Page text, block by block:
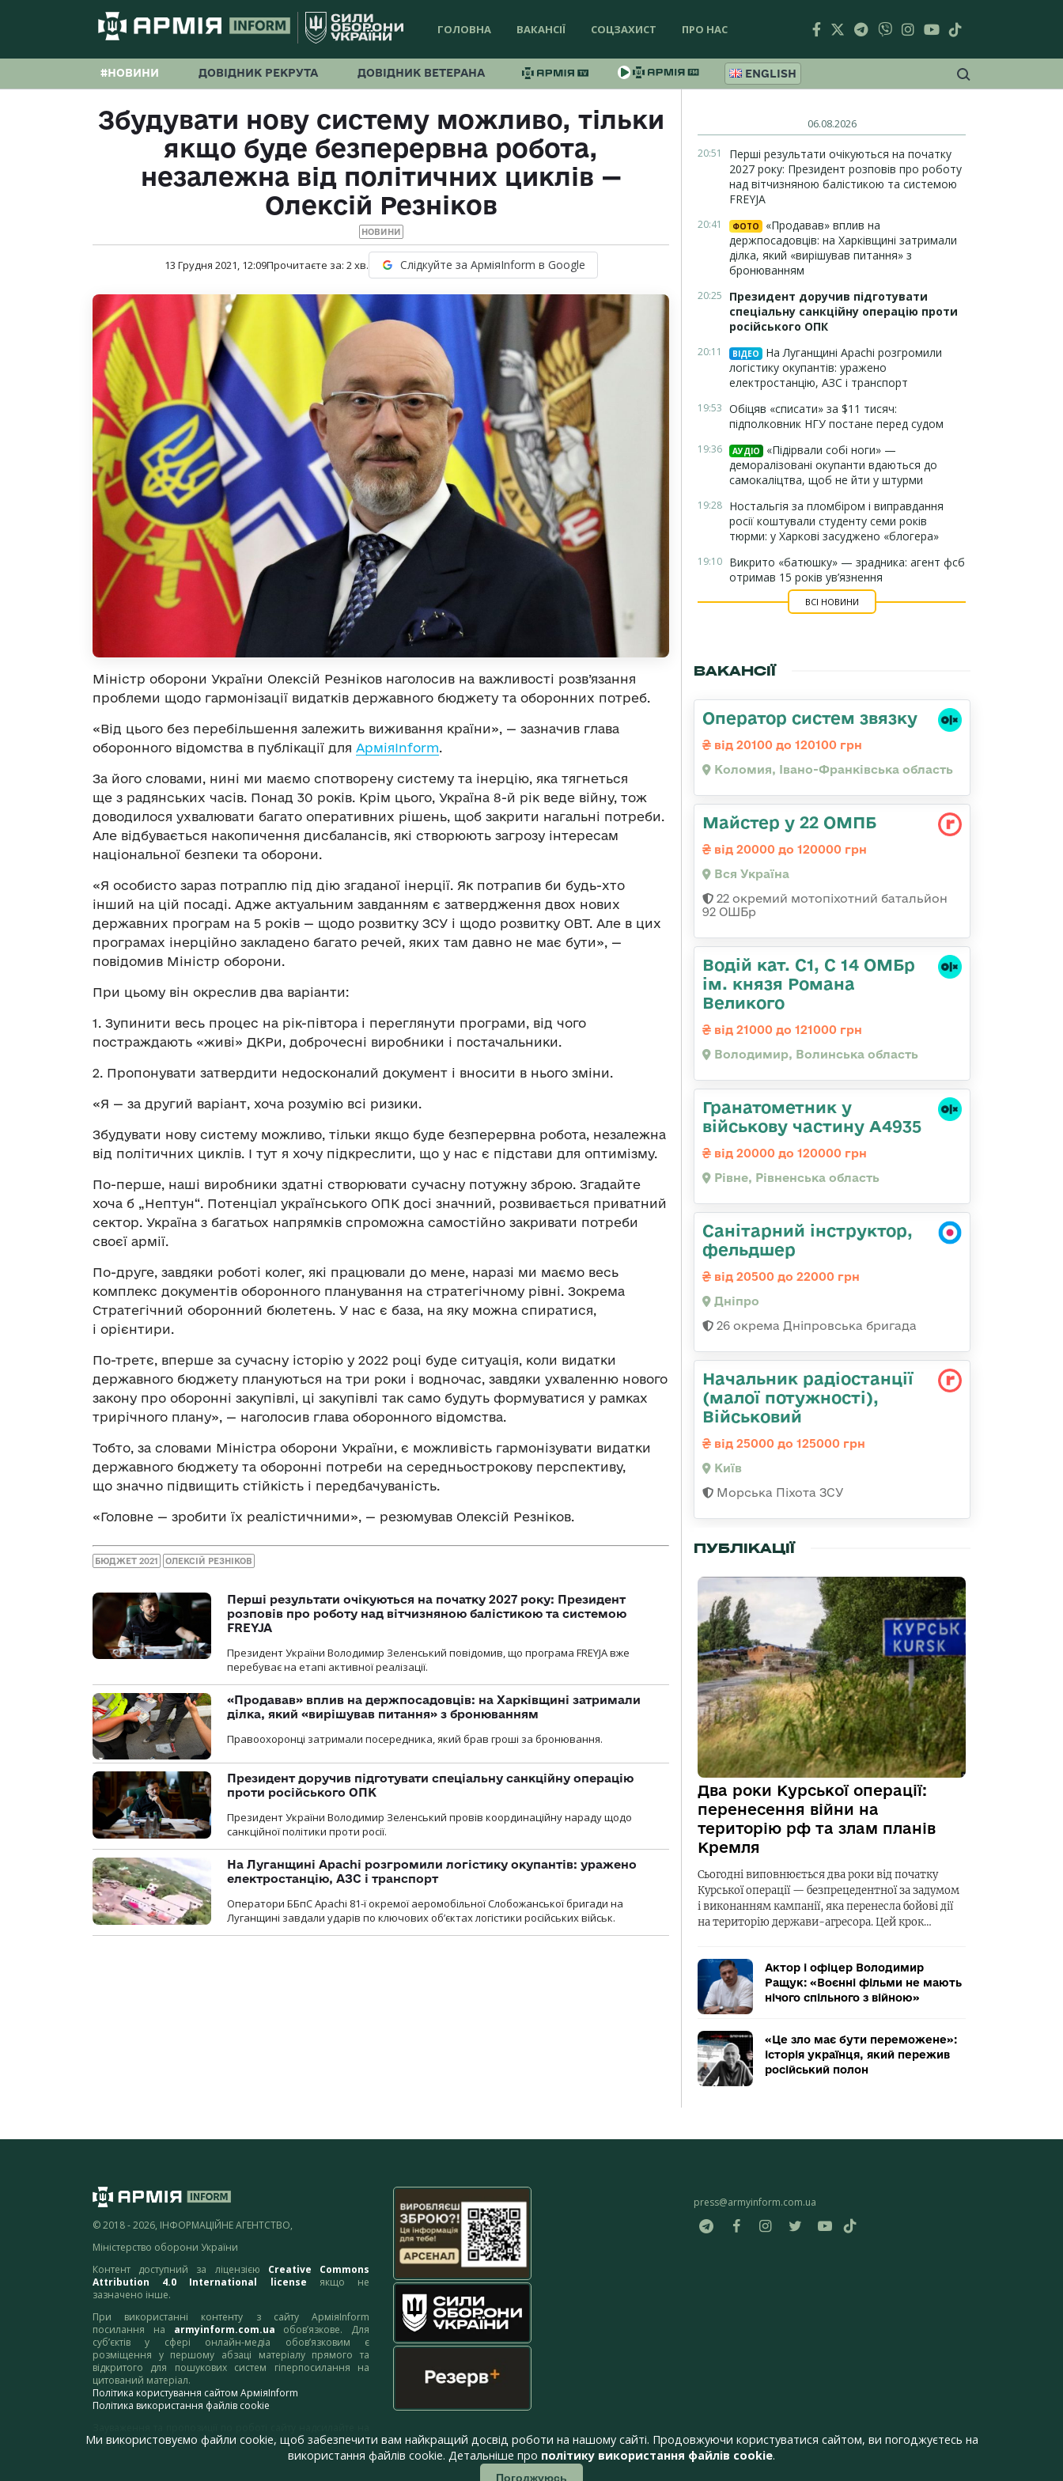
ГОЛОВНА ВАКАНСІЇ СОЦЗАХИСТ ПРО НАС
#НОВИНИ ДОВІДНИК РЕКРУТА ДОВІДНИК ВЕТЕРАНА ENGLISH
Збудувати нову систему можливо, тільки
якщо буде безперервна робота,
незалежна від політичних циклів —
Олексій Резніков
НОВИНИ
13 Грудня 2021, 12:09Прочитаєте за: 2хв. Слідкуйте за АрміяInform в Google
Міністр оборони України Олексій Резніков наголосив на важливості розв’язання
проблеми щодо гармонізації видатків державного бюджету та оборонних потреб.
«Від цього без перебільшення залежить виживання країни», — зазначив глава
оборонного відомства в публікації для АрміяInform.
За його словами, нині ми маємо спотворену систему та інерцію, яка тягнеться
ще з радянських часів. Понад 30 років. Крім цього, Україна 8-й рік веде війну, тож
доводилося ухвалювати багато оперативних рішень, щоб закрити нагальні потреби.
Але відбувається накопичення дисбалансів, які створюють загрозу інтересам
національної безпеки та оборони.
«Я особисто зараз потраплю під дію згаданої інерції. Як потрапив би будь-хто
інший на цій посаді. Адже актуальним завданням є затвердження двох нових
державних програм на 5 років — щодо розвитку ЗСУ і щодо розвитку ОВТ. Але в цих
програмах інерційно закладено багато речей, яких там давно не має бути», —
повідомив Міністр оборони.
При цьому він окреслив два варіанти:
1. Зупинити весь процес на рік-півтора і переглянути програми, від чого
постраждають «живі» ДКРи, доброчесні виробники і постачальники.
2. Пропонувати затвердити недосконалий документ і вносити в нього зміни.
«Я — за другий варіант, хоча розумію всі ризики.
Збудувати нову систему можливо, тільки якщо буде безперервна робота, незалежна
від політичних циклів. І тут я хочу підкреслити, що у нас є підстави для оптимізму.
По-перше, наші виробники здатні створювати сучасну потужну зброю. Згадайте
хоча б „Нептун“. Потенціал українського ОПК досі значний, розвивається приватний
сектор. Україна з багатьох напрямків спроможна самостійно закривати потреби
своєї армії.
По-друге, завдяки роботі колег, які працювали до мене, наразі ми маємо весь
комплекс документів оборонного планування на стратегічному рівні. Зокрема
Стратегічний оборонний бюлетень. У нас є база, на яку можна спиратися,
і орієнтири.
По-третє, вперше за сучасну історію у 2022 році буде ситуація, коли видатки
державного бюджету плануються на три роки і водночас, завдяки ухваленню нового
закону про оборонні закупівлі, ці закупівлі так само будуть формуватися у рамках
трирічного плану», — наголосив глава оборонного відомства.
Тобто, за словами Міністра оборони України, є можливість гармонізувати видатки
державного бюджету та оборонні потреби на середньострокову перспективу,
що значно підвищить стійкість і передбачуваність.
«Головне — зробити їх реалістичними», — резюмував Олексій Резніков.
БЮДЖЕТ 2021 ОЛЕКСІЙ РЕЗНІКОВ
Перші результати очікуються на початку 2027 року: Президент
розповів про роботу над вітчизняною балістикою та системою
FREYJA
Президент України Володимир Зеленський повідомив, що програма FREYJA вже
перебуває на етапі активної реалізації.
«Продавав» вплив на держпосадовців: на Харківщині затримали
ділка, який «вирішував питання» з бронюванням
Правоохоронці затримали посередника, який брав гроші за бронювання.
Президент доручив підготувати спеціальну санкційну операцію
проти російського ОПК
Президент України Володимир Зеленський провів координаційну нараду щодо
санкційної політики проти росії.
На Луганщині Apachi розгромили логістику окупантів: уражено
електростанцію, АЗС і транспорт
Оператори ББпС Apachi 81-ї окремої аеромобільної Слобожанської бригади на
Луганщині завдали ударів по ключових об’єктах логістики російських військ.
06.08.2026
20:51
Перші результати очікуються на початку
2027 року: Президент розповів про роботу
над вітчизняною балістикою та системою
FREYJA
20:41 ФОТО
«Продавав» вплив на
держпосадовців: на Харківщині затримали
ділка, який «вирішував питання» з
бронюванням
20:25
Президент доручив підготувати
спеціальну санкційну операцію проти
російського ОПК
20:11 ВІДЕО
На Луганщині Apachi розгромили
логістику окупантів: уражено
електростанцію, АЗС і транспорт
19:53 Обіцяв «списати» за $11 тисяч:
підполковник НГУ постане перед судом
19:36 АУДІО
«Підірвали собі ноги» —
деморалізовані окупанти вдаються до
самокаліцтва, щоб не йти у штурми
19:28 Ностальгія за пломбіром і виправдання
росії коштували студенту семи років
тюрми: у Харкові засуджено «блогера»
19:10 Викрито «батюшку» — зрадника: агент фсб
отримав 15 років ув’язнення
ВСІ НОВИНИ
ВАКАНСІЇ
Оператор систем звязку
від 20100 до 120100 грн
Коломия, Івано-Франківська область
Майстер у 22 ОМПБ
від 20000 до 120000 грн
Вся Україна
22 окремий мотопіхотний батальйон
92 ОШБр
Водій кат. С1, С 14 ОМБр
ім. князя Романа
Великого
від 21000 до 121000 грн
Володимир, Волинська область
Гранатометник у
військову частину А4935
від 20000 до 120000 грн
Рівне, Рівненська область
Санітарний інструктор,
фельдшер
від 20500 до 22000 грн
Дніпро
26 окрема Дніпровська бригада
Начальник радіостанції
(малої потужності),
Військовий
від 25000 до 125000 грн
Київ
Морська Піхота ЗСУ
ПУБЛІКАЦІЇ
Два роки Курської операції:
перенесення війни на
територію рф та злам планів
Кремля
Сьогодні виповнюється два роки від початку
Курської операції — безпрецедентної за задумом
і виконанням кампанії, яка перенесла бойові дії
на територію держави-агресора. Цей крок…
Актор і офіцер Володимир
Ращук: «Воєнні фільми не мають
нічого спільного з війною»
«Це зло має бути переможене»:
історія українця, який пережив
російський полон
© 2018 - 2026, ІНФОРМАЦІЙНЕ АГЕНТСТВО,
Міністерство оборони України
Контент доступний за ліцензією Creative Commons
Attribution 4.0 International license якщо не
зазначено інше.
При використанні контенту з сайту АрміяInform
посилання на armyinform.com.ua обов’язкове. Для
суб’єктів у сфері онлайн-медіа обов’язковим є
розміщення у першому абзаці матеріалу прямого та
відкритого для пошукових систем гіперпосилання на
цитований матеріал.
Політика користування сайтом АрміяInform
Політика використання файлів cookie
адресу:webmaster@armyinform.com.ua
press@armyinform.com.ua
Ми використовуємо файли cookie, щоб забезпечити вам найкращий досвід роботи на нашому сайті. Продовжуючи користуватися сайтом, ви погоджуєтесь на
використання файлів cookie. Детальніше про політику використання файлів cookie.
Погоджуюсь